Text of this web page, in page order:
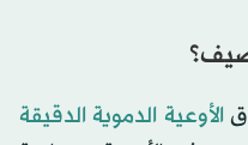
الأوعية الدموية الدقيقة